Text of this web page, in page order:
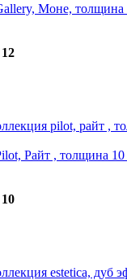
Моне, толщина
12
Райт , толщина
10